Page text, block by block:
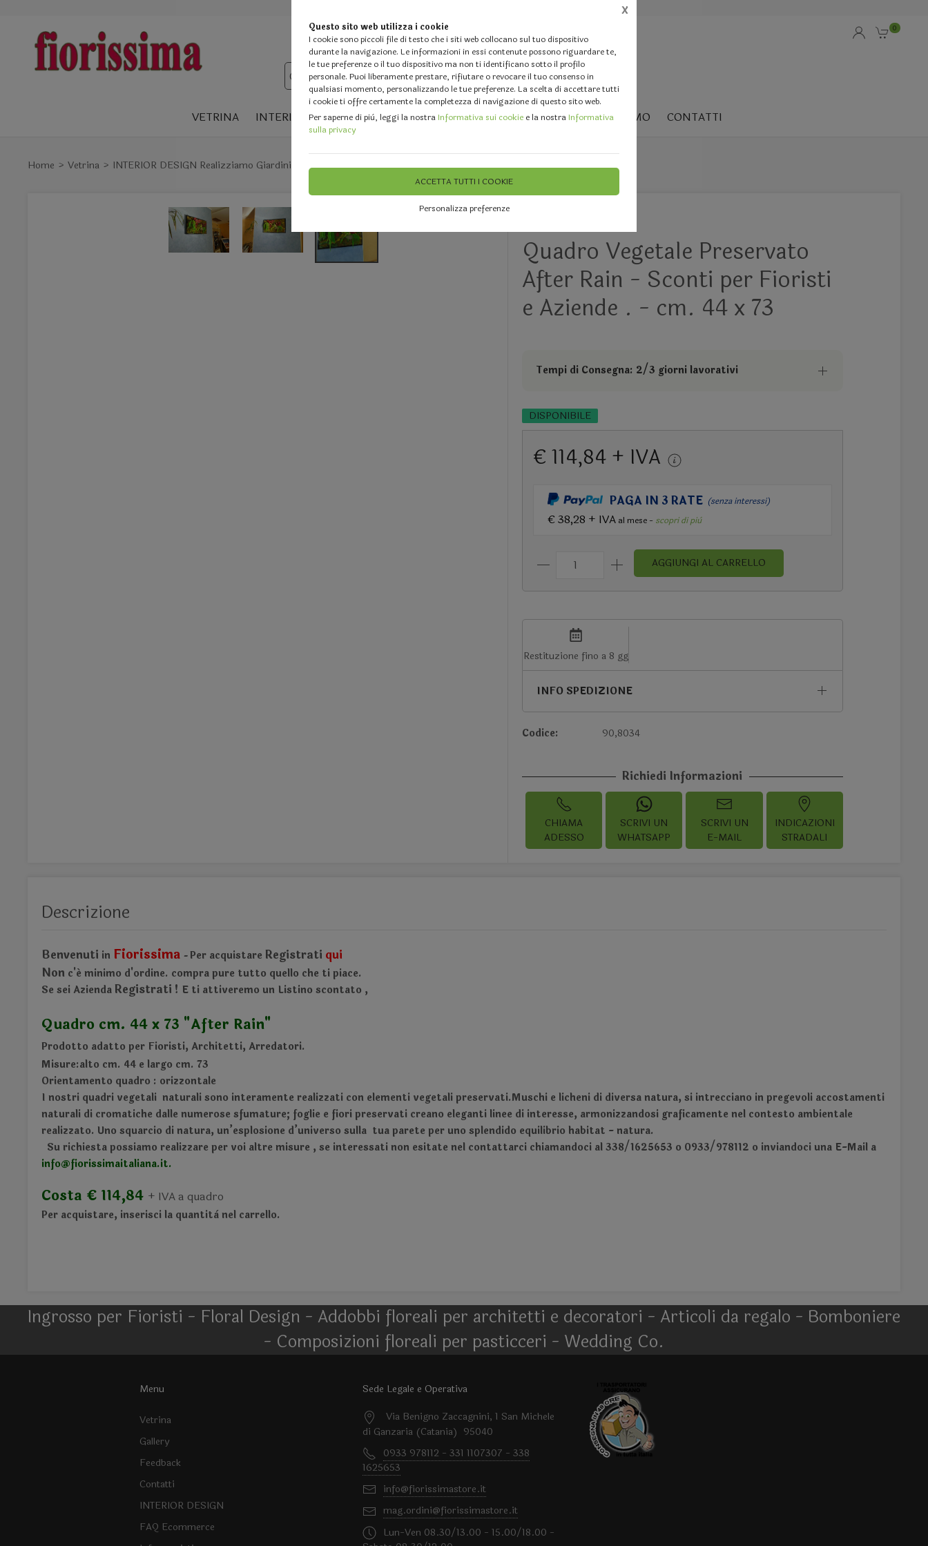
Questo sito web utilizza i cookie
I cookie sono piccoli file di testo che i siti web collocano sul tuo dispositivo
durante la navigazione. Le informazioni in essi contenute possono riguardare te,
le tue preferenze o il tuo dispositivo ma non ti identificano sotto il profilo
personale. Puoi liberamente prestare, rifiutare o revocare il tuo consenso in
qualsiasi momento, personalizzando le tue preferenze. La scelta di accettare tutti
i cookie ti offre certamente la completezza di navigazione di questo sito web.
Per saperne di più, leggi la nostraInformativa sui cookie e la nostraInformativa
sulla privacy
ACCETTA TUTTI I COOKIE
Personalizza preferenze
X
0
VETRINA INTERIOR DESIGN GALLERY DOVE SIAMO FEEDBACK CHI SIAMO CONTATTI
Home Vetrina INTERIOR DESIGN Realizziamo Giardini Verticali Preservati per arredo d'interni Quadri con Muschio Vegetali e Vari
Quadro Vegetale Preservato
After Rain - Sconti per Fioristi
e Aziende . - cm. 44 x 73
Tempi di Consegna: 2/3 giorni lavorativi
DISPONIBILE
€ 114,84 + IVA
PAGA IN 3 RATE (senza interessi)
€ 38,28 + IVA al mese - scopri di più
AGGIUNGI AL CARRELLO
Restituzione fino a 8 gg
INFO SPEDIZIONE
Codice: 90,8034
Richiedi Informazioni
CHIAMA
ADESSO
SCRIVI UN
WHATSAPP
SCRIVI UN
E-MAIL
INDICAZIONI
STRADALI
Descrizione
Benvenuti in Fiorissima - Per acquistare Registrati qui
Non c'é minimo d'ordine. compra pure tutto quello che ti piace.
Se sei Azienda Registrati ! E ti attiveremo un Listino scontato ,
Quadro cm. 44 x 73 "After Rain"
Prodotto adatto per Fioristi, Architetti, Arredatori.
Misure:alto cm. 44 e largo cm. 73
Orientamento quadro : orizzontale
I nostri quadri vegetali naturali sono interamente realizzati con elementi vegetali preservati.Muschi e licheni di diversa natura, si intrecciano in pregevoli accostamenti
naturali di cromatiche dalle numerose sfumature; foglie e fiori preservati creano eleganti linee di interesse, armonizzandosi graficamente nel contesto ambientale
realizzato. Uno squarcio di natura, un’esplosione d’universo sulla tua parete per uno splendido equilibrio habitat - natura.
Su richiesta possiamo realizzare per voi altre misure , se interessati non esitate nel contattarci chiamandoci al 338/1625653 o 0933/978112 o inviandoci una E-Mail a
info@fiorissimaitaliana.it.
Costa € 114,84 + IVA a quadro
Per acquistare, inserisci la quantità nel carrello.
Ingrosso per Fioristi - Floral Design - Addobbi floreali per architetti e decoratori - Articoli da regalo - Bomboniere
- Composizioni floreali per pasticceri - Wedding Co.
Menu
Vetrina
Gallery
Feedback
Contatti
INTERIOR DESIGN
FAQ Ecommerce
Sede Legale e Operativa
Via Benigno Zaccagnini, 1 San Michele
di Ganzaria (Catania) 95040
0933 978112 - 331 1107307 - 338
1625653
info@fiorissimastore.it
mag.ordini@fiorissimastore.it
Lun-Ven 08.30/13.00 - 15.00/18.00 -